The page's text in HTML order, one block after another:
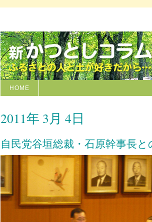
HOME
2011年 3月 4日
自民党谷垣総裁・石原幹事長と